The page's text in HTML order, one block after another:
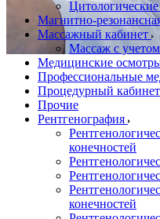
Магнитно-
Массажный кабинет
Массаж с
Медицинские
Профессиональные
Процедурный кабинет
Прочие
Рентгенография
конечностей
конечностей